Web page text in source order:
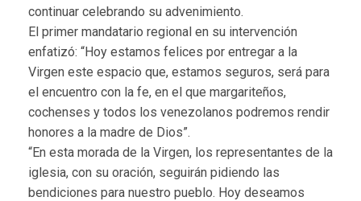
continuar celebrando su advenimiento.
El primer mandatario regional en su intervención
enfatizó: “Hoy estamos felices por entregar a la
Virgen este espacio que, estamos seguros, será para
el encuentro con la fe, en el que margariteños,
cochenses y todos los venezolanos podremos rendir
honores a la madre de Dios”.
“En esta morada de la Virgen, los representantes de la
iglesia, con su oración, seguirán pidiendo las
bendiciones para nuestro pueblo. Hoy deseamos